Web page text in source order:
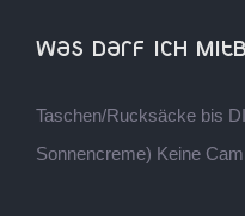
Was darf ich
Taschen/Rucksäcke bis
Sonnencreme) Keine